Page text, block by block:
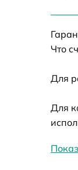
Что
Для
Для